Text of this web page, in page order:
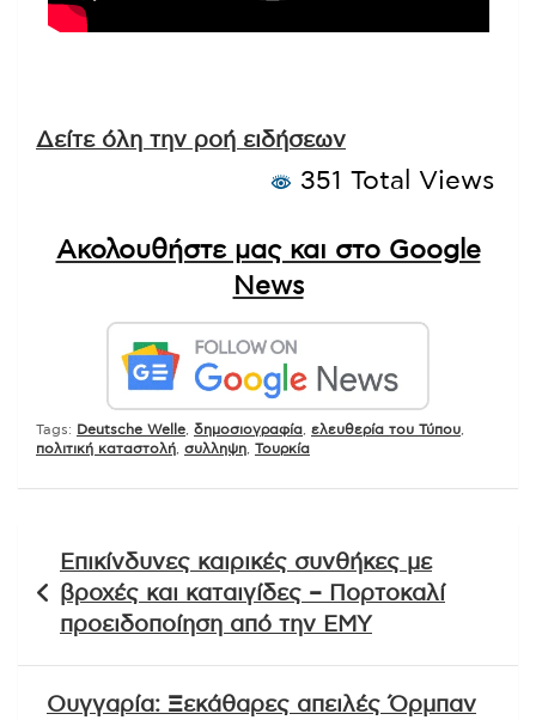
Δείτε όλη την ροή ειδήσεων
351 Total Views
Ακολουθήστε μας και στο Google
News
Tags: Deutsche Welle δημοσιογραφία ελευθερία του Τύπου
πολιτική καταστολή συλληψη Τουρκία
άρθρων
Επικίνδυνες καιρικές συνθήκες με
βροχές και καταιγίδες – Πορτοκαλί
προειδοποίηση από την ΕΜΥ
Ουγγαρία: Ξεκάθαρες απειλές Όρμπαν